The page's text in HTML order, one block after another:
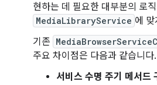
현하는 데 필요한 대부분의 로
MediaLibraryService 에
기존
주요 차이점은 다음과 같습니다.
서비스 수명 주기 메서드